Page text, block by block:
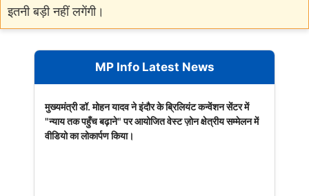
इतनी बड़ी नहीं लगेंगी।
MP Info Latest News
मुख्यमंत्री डॉ. मोहन यादव ने इंदौर के ब्रिलियंट कन्वेंशन सेंटर में
"न्याय तक पहुँच बढ़ाने" पर आयोजित वेस्ट ज़ोन क्षेत्रीय सम्मेलन में
वीडियो का लोकार्पण किया।